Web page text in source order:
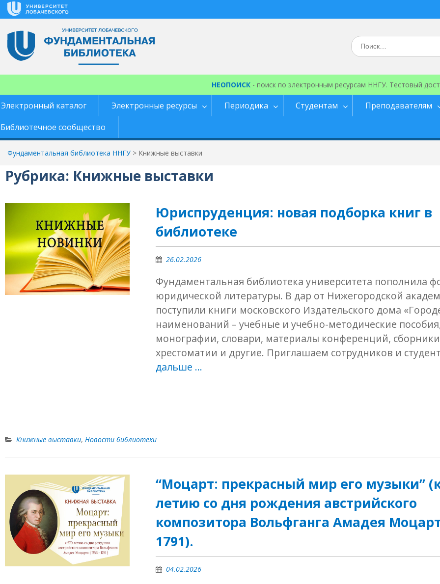
Перейти
Искать:
НЕОПОИСК- поиск по электронным ресурсам ННГУ. Тестовый
Электронный каталог Электронные ресурсы Периодика Студентам Преподавателям
Библиотечное сообщество
Фундаментальная библиотека ННГУ > Книжные выставки
Рубрика: Книжные выставки
Юриспруденция: новая подборка книг в
библиотеке
26.02.2026
Фундаментальная библиотека университета пополнила
юридической литературы. В дар от Нижегородской
поступили книги московского Издательского дома
наименований – учебные и учебно-методические
монографии, словари, материалы конференций, сборники
хрестоматии и другие. Приглашаем сотрудников и
дальше …
Книжные выставки, Новости библиотеки
“Моцарт: прекрасный мир его музыки”
летию со дня рождения австрийского
композитора Вольфганга Амадея
1791).
04.02.2026